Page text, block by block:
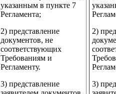
указанным в пункте 7
Регламента;
2) представление
документов, не
соответствующих
Требованиям и
Регламенту.
3) представление
2)
3)